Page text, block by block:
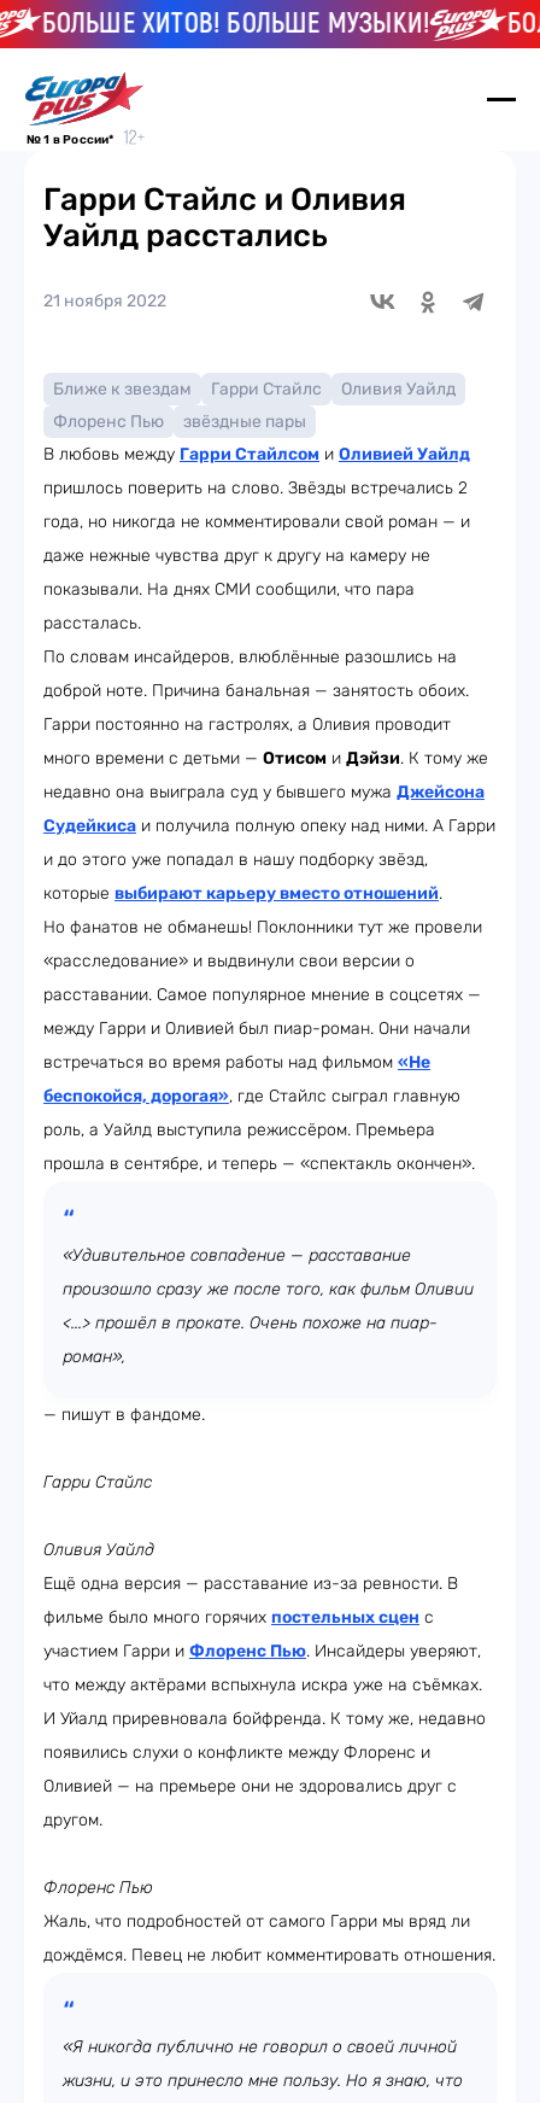
БОЛЬШЕ ХИТОВ! БОЛЬШЕ МУЗЫКИ!
№ 1 в России*
Гарри Стайлс и Оливия
Уайлд расстались
21 ноября 2022
Ближе к звездам Гарри Стайлс
Оливия Уайлд
Флоренс Пью
звёздные пары
В любовь между Гарри Стайлсом и Оливией Уайлд
пришлось поверить на слово. Звёзды встречались 2
года, но никогда не комментировали свой роман — и
даже нежные чувства друг к другу на камеру не
показывали. На днях СМИ сообщили, что пара
рассталась.
По словам инсайдеров, влюблённые разошлись на
доброй ноте. Причина банальная — занятость обоих.
Гарри постоянно на гастролях, а Оливия проводит
много времени с детьми — Отисом и Дэйзи. К тому же
недавно она выиграла суд у бывшего мужа Джейсона
Судейкиса и получила полную опеку над ними. А Гарри
и до этого уже попадал в нашу подборку звёзд,
которые выбирают карьеру вместо отношений.
Но фанатов не обманешь! Поклонники тут же провели
«расследование» и выдвинули свои версии о
расставании. Самое популярное мнение в соцсетях —
между Гарри и Оливией был пиар-роман. Они начали
встречаться во время работы над фильмом «Не
беспокойся, дорогая», где Стайлс сыграл главную
роль, а Уайлд выступила режиссёром. Премьера
прошла в сентябре, и теперь — «спектакль окончен».
«Удивительное совпадение — расставание
произошло сразу же после того, как фильм Оливии
<...> прошёл в прокате. Очень похоже на пиар-
роман»,
— пишут в фандоме.
Гарри Стайлс
Оливия Уайлд
Ещё одна версия — расставание из-за ревности. В
фильме было много горячих постельных сцен с
участием Гарри и Флоренс Пью. Инсайдеры уверяют,
что между актёрами вспыхнула искра уже на съёмках.
И Уйалд приревновала бойфренда. К тому же, недавно
появились слухи о конфликте между Флоренс и
Оливией — на премьере они не здоровались друг с
другом.
Флоренс Пью
Жаль, что подробностей от самого Гарри мы вряд ли
дождёмся. Певец не любит комментировать отношения.
«Я никогда публично не говорил о своей личной
жизни, и это принесло мне пользу. Но я знаю, что